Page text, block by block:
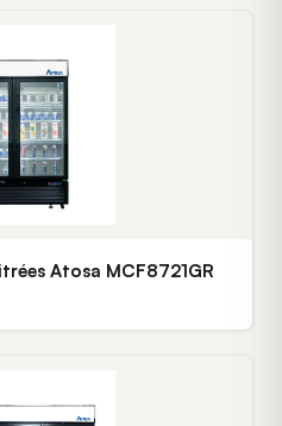
Atosa MCF8721GR